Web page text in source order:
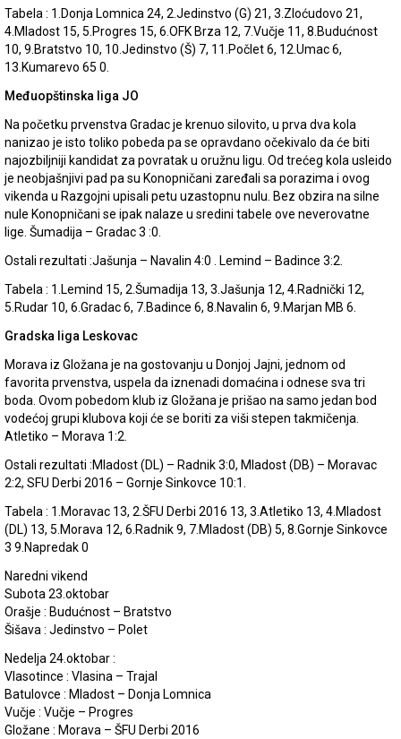
Tabela : 1.Donja Lomnica 24, 2.Jedinstvo (G) 21, 3.Zloćudovo 21,
4.Mladost 15, 5.Progres 15, 6.OFK Brza 12, 7.Vučje 11, 8.Budućnost
10, 9.Bratstvo 10, 10.Jedinstvo (Š) 7, 11.Počlet 6, 12.Umac 6,
13.Kumarevo 65 0.
Međuopštinska liga JO
Na početku prvenstva Gradac je krenuo silovito, u prva dva kola
nanizao je isto toliko pobeda pa se opravdano očekivalo da će biti
najozbiljniji kandidat za povratak u oružnu ligu. Od trećeg kola usleido
je neobjašnjivi pad pa su Konopničani zaređali sa porazima i ovog
vikenda u Razgojni upisali petu uzastopnu nulu. Bez obzira na silne
nule Konopničani se ipak nalaze u sredini tabele ove neverovatne
lige. Šumadija – Gradac 3 :0.
Ostali rezultati :Jašunja – Navalin 4:0 . Lemind – Badince 3:2.
Tabela : 1.Lemind 15, 2.Šumadija 13, 3.Jašunja 12, 4.Radnički 12,
5.Rudar 10, 6.Gradac 6, 7.Badince 6, 8.Navalin 6, 9.Marjan MB 6.
Gradska liga Leskovac
Morava iz Gložana je na gostovanju u Donjoj Jajni, jednom od
favorita prvenstva, uspela da iznenadi domaćina i odnese sva tri
boda. Ovom pobedom klub iz Gložana je prišao na samo jedan bod
vodećoj grupi klubova koji će se boriti za viši stepen takmičenja.
Atletiko – Morava 1:2.
Ostali rezultati :Mladost (DL) – Radnik 3:0, Mladost (DB) – Moravac
2:2, SFU Derbi 2016 – Gornje Sinkovce 10:1.
Tabela : 1.Moravac 13, 2.ŠFU Derbi 2016 13, 3.Atletiko 13, 4.Mladost
(DL) 13, 5.Morava 12, 6.Radnik 9, 7.Mladost (DB) 5, 8.Gornje Sinkovce
3 9.Napredak 0
Naredni vikend
Subota 23.oktobar
Orašje : Budućnost – Bratstvo
Šišava : Jedinstvo – Polet
Nedelja 24.oktobar :
Vlasotince : Vlasina – Trajal
Batulovce : Mladost – Donja Lomnica
Vučje : Vučje – Progres
Gložane : Morava – ŠFU Derbi 2016